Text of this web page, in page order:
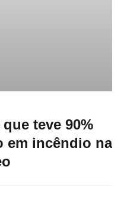
teve 90%
em incêndio na